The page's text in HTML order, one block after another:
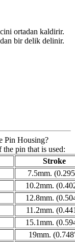
ortadan kaldirir.
bir delik delinir.
Pin Housing?
the pin that is used:
Stroke
7.5mm.
10.2mm.
12.8mm.
11.2mm.
15.1mm.
19mm.